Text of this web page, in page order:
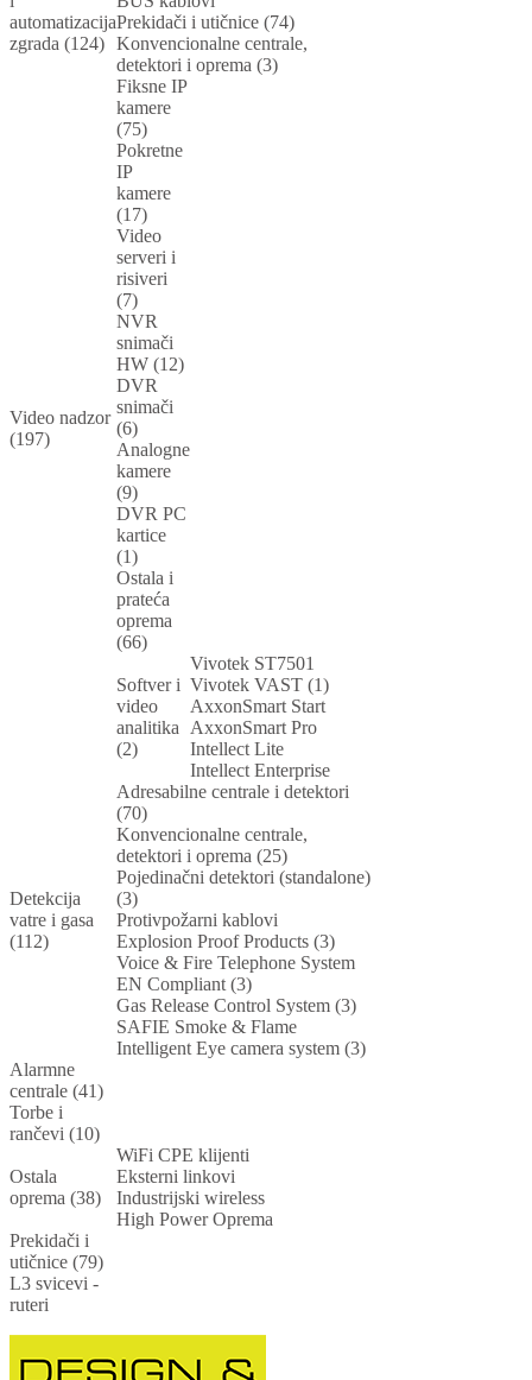
automatizacija
zgrada (124)
Prekidači i utičnice (74)
Konvencionalne centrale,
detektori i oprema (3)
Video nadzor
(197)
Fiksne IP
kamere
(75)
Pokretne
IP
kamere
(17)
Video
serveri i
risiveri
(7)
NVR
snimači
HW (12)
DVR
snimači
(6)
Analogne
kamere
(9)
DVR PC
kartice
(1)
Ostala i
prateća
oprema
(66)
Softver i
video
analitika
(2)
Vivotek ST7501
Vivotek VAST (1)
AxxonSmart Start
AxxonSmart Pro
Intellect Lite
Intellect Enterprise
Detekcija
vatre i gasa
(112)
Adresabilne centrale i detektori
(70)
Konvencionalne centrale,
detektori i oprema (25)
Pojedinačni detektori (standalone)
(3)
Protivpožarni kablovi
Explosion Proof Products (3)
Voice & Fire Telephone System
EN Compliant (3)
Gas Release Control System (3)
SAFIE Smoke & Flame
Intelligent Eye camera system (3)
Alarmne
centrale (41)
Torbe i
rančevi (10)
Ostala
oprema (38)
WiFi CPE klijenti
Eksterni linkovi
Industrijski wireless
High Power Oprema
Prekidači i
utičnice (79)
L3 svicevi -
ruteri